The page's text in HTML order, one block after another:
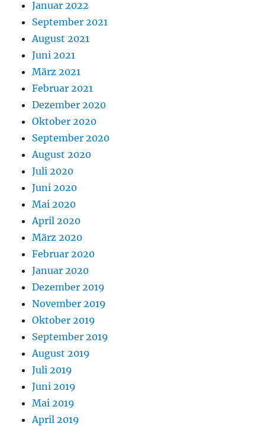
Januar 2022
September 2021
August 2021
Juni 2021
März 2021
Februar 2021
Dezember 2020
Oktober 2020
September 2020
August 2020
Juli 2020
Juni 2020
Mai 2020
April 2020
März 2020
Februar 2020
Januar 2020
Dezember 2019
November 2019
Oktober 2019
September 2019
August 2019
Juli 2019
Juni 2019
Mai 2019
April 2019